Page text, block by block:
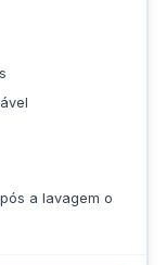
a lavagem o